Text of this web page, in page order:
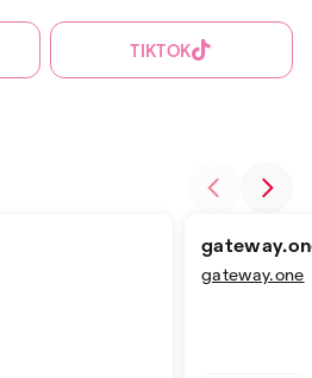
TIKTOK
gateway.one